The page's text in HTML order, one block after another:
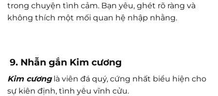
trong chuyện tình cảm. Bạn yêu, ghét rõ ràng và
không thích một mối quan hệ nhập nhằng.
9. Nhẫn gắn Kim cương
Kim cươnglà viên đá quý, cứng nhất biểu hiện cho
sự kiên định, tình yêu vĩnh cửu.